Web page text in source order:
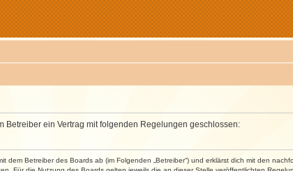
Betreiber ein Vertrag mit folgenden Regelungen geschlossen:
dem Betreiber des Boards ab (im Folgenden „Betreiber“) und erklärst dich mit den